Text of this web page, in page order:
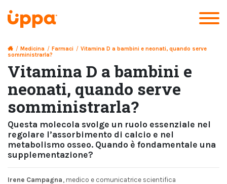
/ Medicina / Farmaci / Vitamina D a bambini e neonati, quando serve
somministrarla?
Vitamina D a bambini e
neonati, quando serve
somministrarla?
Questa molecola svolge un ruolo essenziale nel
regolare l’assorbimento di calcio e nel
metabolismo osseo. Quando è fondamentale una
supplementazione?
Irene Campagna , medico e comunicatrice scientifica